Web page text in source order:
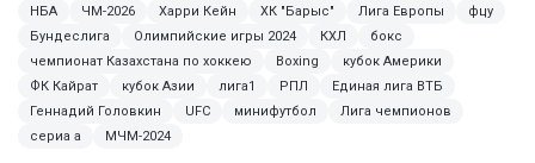
НБА
ЧМ-2026 Харри Кейн ХК "Барыс" Лига Европы
фцу
Бундеслига
Олимпийские игры 2024 КХЛ
бокс
чемпионат Казахстана по хоккею
Boxing
кубок Америки
ФК Кайрат
кубок Азии лига1 РПЛ
Единая лига ВТБ
Геннадий Головкин
UFC минифутбол
Лига чемпионов
сериа а
МЧМ-2024